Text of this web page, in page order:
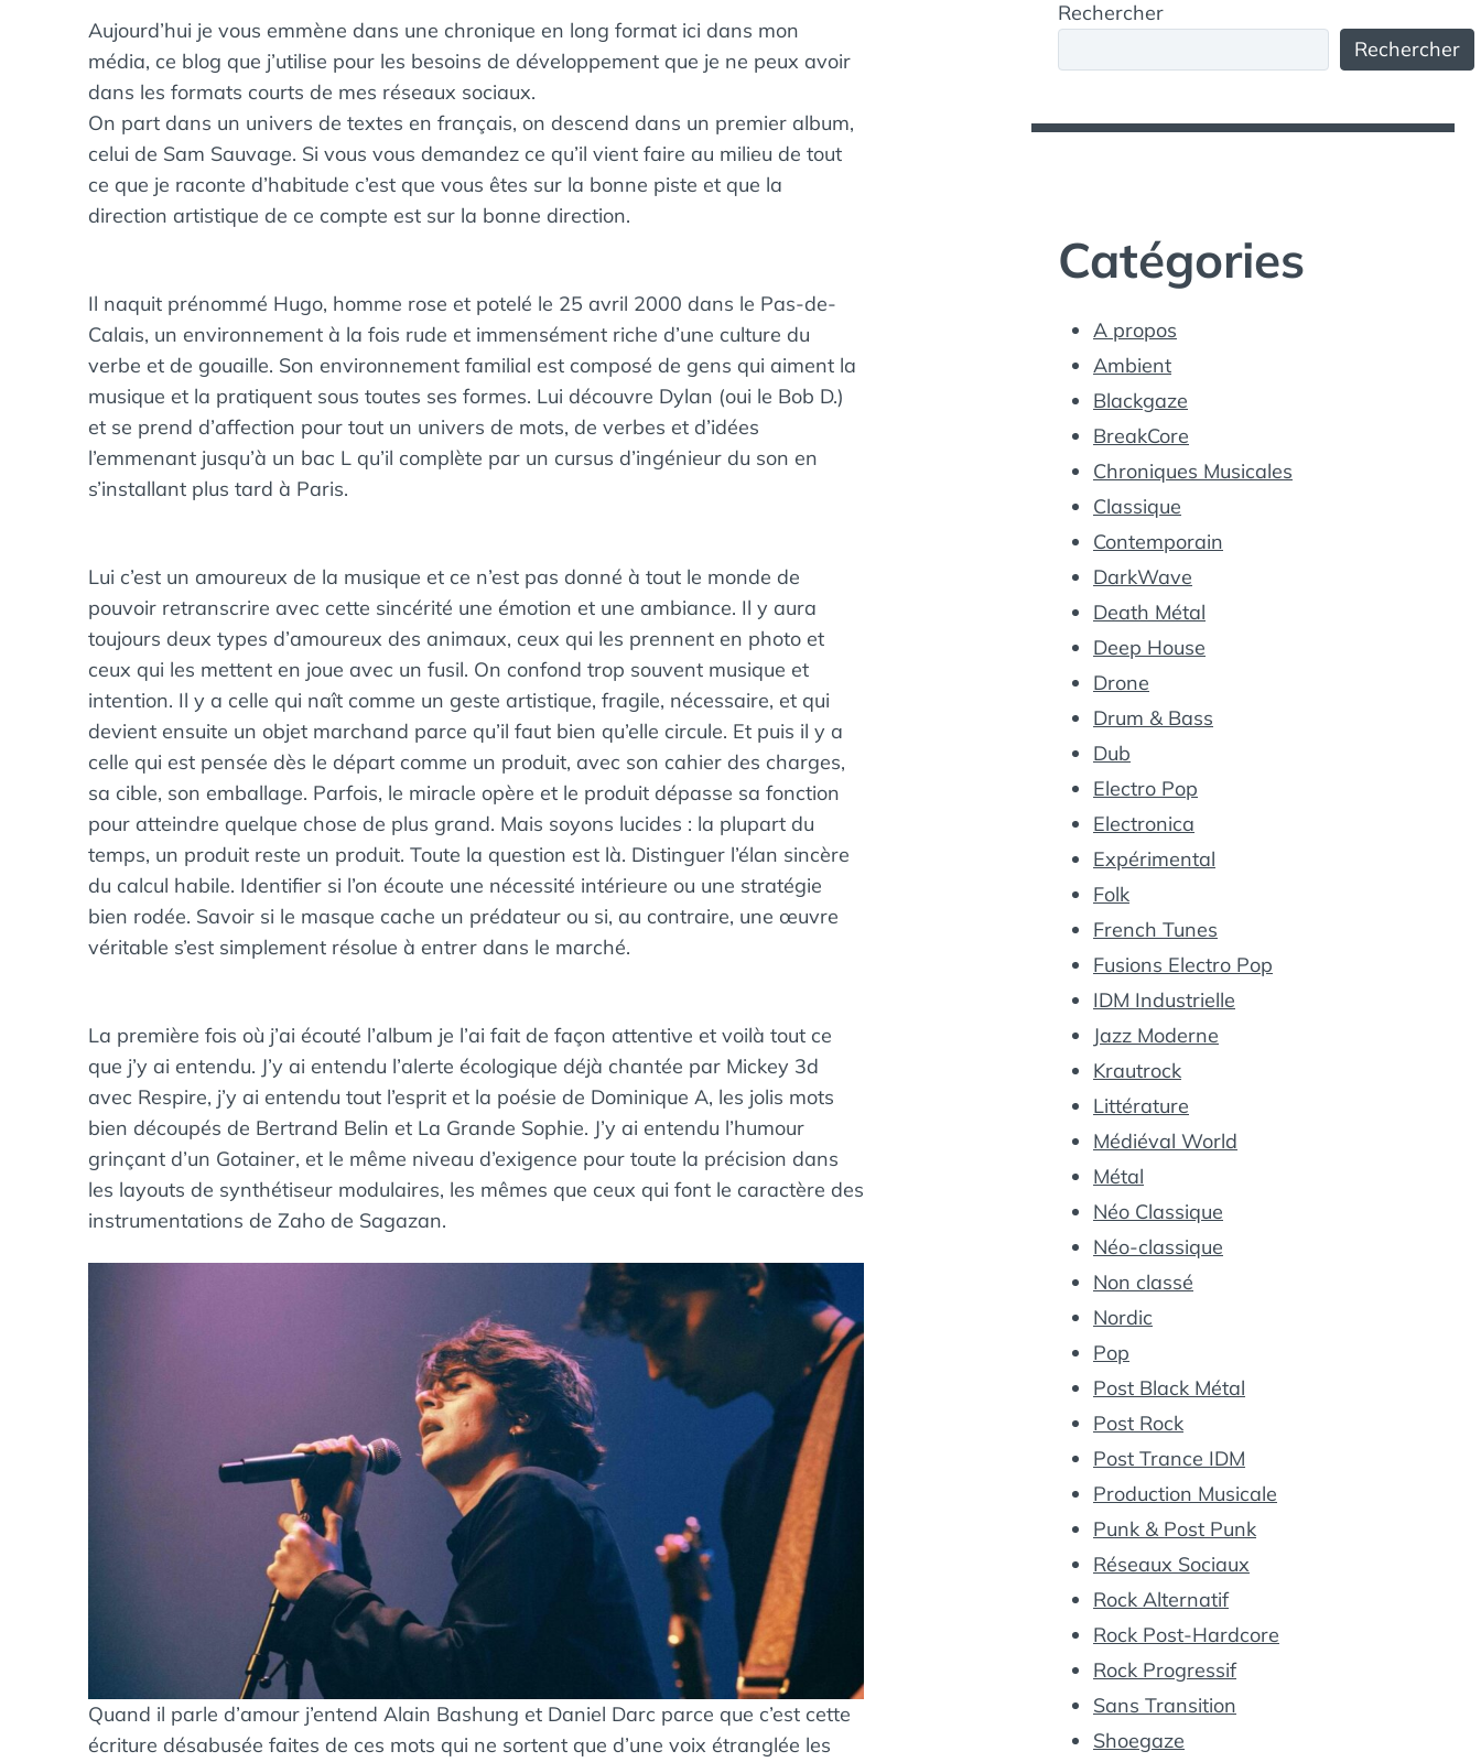
:
S
Aujourd’hui je vous emmène dans une chronique en long format ici dans mon
média, ce blog que j’utilise pour les besoins de développement que je ne peux avoir
dans les formats courts de mes réseaux sociaux.
On part dans un univers de textes en français, on descend dans un premier album,
celui de Sam Sauvage. Si vous vous demandez ce qu’il vient faire au milieu de tout
ce que je raconte d’habitude c’est que vous êtes sur la bonne piste et que la
direction artistique de ce compte est sur la bonne direction.
Il naquit prénommé Hugo, homme rose et potelé le 25 avril 2000 dans le Pas-de-
Calais, un environnement à la fois rude et immensément riche d’une culture du
verbe et de gouaille. Son environnement familial est composé de gens qui aiment la
musique et la pratiquent sous toutes ses formes. Lui découvre Dylan (oui le Bob D.)
et se prend d’affection pour tout un univers de mots, de verbes et d’idées
l’emmenant jusqu’à un bac L qu’il complète par un cursus d’ingénieur du son en
s’installant plus tard à Paris.
Lui c’est un amoureux de la musique et ce n’est pas donné à tout le monde de
pouvoir retranscrire avec cette sincérité une émotion et une ambiance. Il y aura
toujours deux types d’amoureux des animaux, ceux qui les prennent en photo et
ceux qui les mettent en joue avec un fusil. On confond trop souvent musique et
intention. Il y a celle qui naît comme un geste artistique, fragile, nécessaire, et qui
devient ensuite un objet marchand parce qu’il faut bien qu’elle circule. Et puis il y a
celle qui est pensée dès le départ comme un produit, avec son cahier des charges,
sa cible, son emballage. Parfois, le miracle opère et le produit dépasse sa fonction
pour atteindre quelque chose de plus grand. Mais soyons lucides : la plupart du
temps, un produit reste un produit. Toute la question est là. Distinguer l’élan sincère
du calcul habile. Identifier si l’on écoute une nécessité intérieure ou une stratégie
bien rodée. Savoir si le masque cache un prédateur ou si, au contraire, une œuvre
véritable s’est simplement résolue à entrer dans le marché.
La première fois où j’ai écouté l’album je l’ai fait de façon attentive et voilà tout ce
que j’y ai entendu. J’y ai entendu l’alerte écologique déjà chantée par Mickey 3d
avec Respire, j’y ai entendu tout l’esprit et la poésie de Dominique A, les jolis mots
bien découpés de Bertrand Belin et La Grande Sophie. J’y ai entendu l’humour
grinçant d’un Gotainer, et le même niveau d’exigence pour toute la précision dans
les layouts de synthétiseur modulaires, les mêmes que ceux qui font le caractère des
instrumentations de Zaho de Sagazan.
Quand il parle d’amour j’entend Alain Bashung et Daniel Darc parce que c’est cette
écriture désabusée faites de ces mots qui ne sortent que d’une voix étranglée les
Rechercher
Rechercher
Catégories
A propos
Ambient
Blackgaze
BreakCore
Chroniques Musicales
Classique
Contemporain
DarkWave
Death Métal
Deep House
Drone
Drum & Bass
Dub
Electro Pop
Electronica
Expérimental
Folk
French Tunes
Fusions Electro Pop
IDM Industrielle
Jazz Moderne
Krautrock
Littérature
Médiéval World
Métal
Néo Classique
Néo-classique
Non classé
Nordic
Pop
Post Black Métal
Post Rock
Post Trance IDM
Production Musicale
Punk & Post Punk
Réseaux Sociaux
Rock Alternatif
Rock Post-Hardcore
Rock Progressif
Sans Transition
Shoegaze